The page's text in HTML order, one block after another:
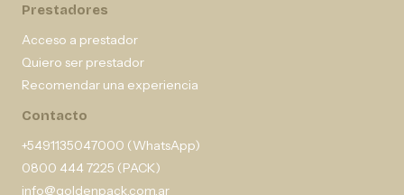
Prestadores
Acceso a prestador
Quiero ser prestador
Recomendar una experiencia
Contacto
+5491135047000 (WhatsApp)
0800 444 7225 (PACK)
info@goldenpack.com.ar